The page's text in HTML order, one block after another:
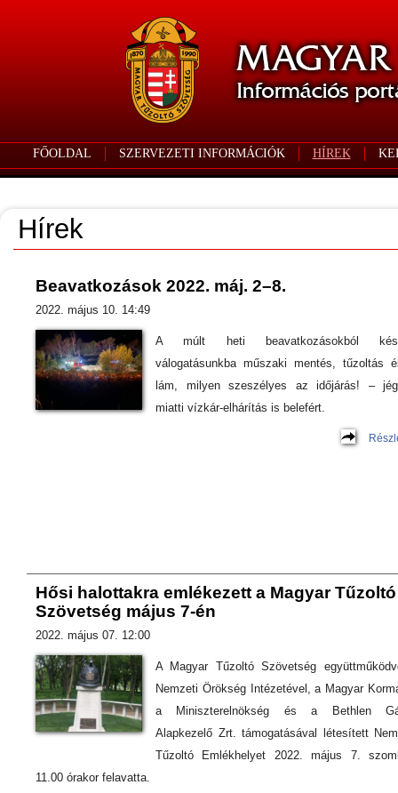
FŐOLDAL SZERVEZETI INFORMÁCIÓK HÍREK
Hírek
Beavatkozások 2022. máj. 2–8.
2022. május 10. 14:49
A múlt heti beavatkozásokból
válogatásunkba műszaki mentés, tűzoltás
lám, milyen szeszélyes az időjárás! –
miatti vízkár-elhárítás is belefért.
Hősi halottakra emlékezett a Magyar Tűzoltó
Szövetség május 7-én
2022. május 07. 12:00
A Magyar Tűzoltó Szövetség
Nemzeti Örökség Intézetével, a Magyar
a Miniszterelnökség és a Bethlen
Alapkezelő Zrt. támogatásával létesített
Tűzoltó Emlékhelyet 2022. május 7.
11.00 órakor felavatta.